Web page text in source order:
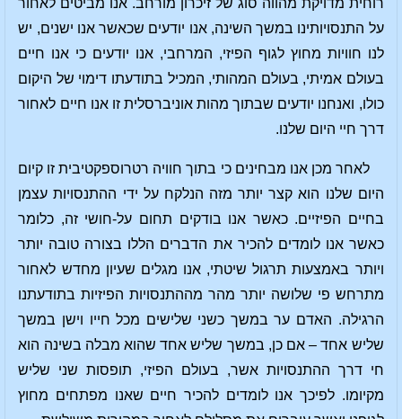
על התנסויותינו במשך השינה, אנו יודעים שכאשר אנו ישנים, יש
לנו חוויות מחוץ לגוף הפיזי, המרחבי, אנו יודעים כי אנו חיים
בעולם אמיתי, בעולם המהותי, המכיל בתודעתו דימוי של היקום
כולו, ואנחנו יודעים שבתוך מהות אוניברסלית זו אנו חיים לאחור
דרך חיי היום שלנו.
לאחר מכן אנו מבחינים כי בתוך חוויה רטרוספקטיבית זו קיום
היום שלנו הוא קצר יותר מזה הנלקח על ידי ההתנסויות עצמן
בחיים הפיזיים. כאשר אנו בודקים תחום על-חושי זה, כלומר
כאשר אנו לומדים להכיר את הדברים הללו בצורה טובה יותר
ויותר באמצעות תרגול שיטתי, אנו מגלים שעיון מחדש לאחור
מתרחש פי שלושה יותר מהר מההתנסויות הפיזיות בתודעתנו
הרגילה. האדם ער במשך כשני שלישים מכל חייו וישן במשך
שליש אחד – אם כן, במשך שליש אחד שהוא מבלה בשינה הוא
חי דרך ההתנסויות אשר, בעולם הפיזי, תופסות שני שליש
מקיומו. לפיכך אנו לומדים להכיר חיים שאנו מפתחים מחוץ